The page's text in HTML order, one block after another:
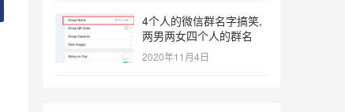
4个人的微信群名字搞笑,
两男两女四个人的群名
2020年11月4日